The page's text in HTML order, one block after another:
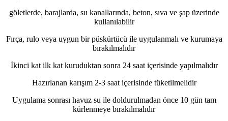
göletlerde, barajlarda, su kanallarında, beton, sıva ve şap üzerinde
kullanılabilir
Fırça, rulo veya uygun bir püskürtücü ile uygulanmalı ve kurumaya
bırakılmalıdır
İkinci kat ilk kat kuruduktan sonra 24 saat içerisinde yapılmalıdır
Hazırlanan karışım 2-3 saat içerisinde tüketilmelidir
Uygulama sonrası havuz su ile doldurulmadan önce 10 gün tam
kürlenmeye bırakılmalıdır